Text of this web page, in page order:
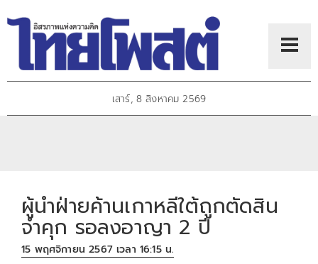
เสาร์, 8 สิงหาคม 2569
ผู้นำฝ่ายค้านเกาหลีใต้ถูกตัดสิน
จำคุก รอลงอาญา 2 ปี
15 พฤศจิกายน 2567 เวลา 16:15 น.